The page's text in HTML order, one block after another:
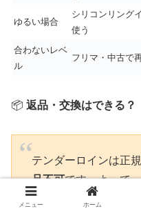
ゆるい場合
シリコンリング
使う
合わないレベ
ル
フリマ・中古で
📦 返品・交換はできる？
テンダーロインは正
品不可です。よって
い」「購入前に計測
メニュー ホーム